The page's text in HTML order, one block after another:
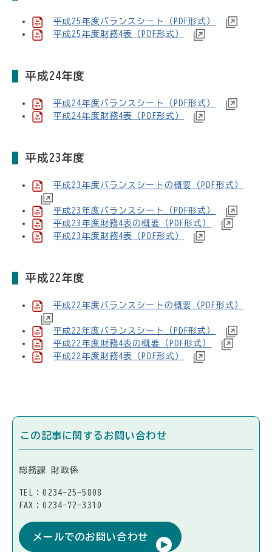
平成25年度バランスシート（PDF形式）
平成25年度財務4表（PDF形式）
平成24年度
平成24年度バランスシート（PDF形式）
平成24年度財務4表（PDF形式）
平成23年度
平成23年度バランスシートの概要（PDF形式）
平成23年度バランスシート（PDF形式）
平成23年度財務4表の概要（PDF形式）
平成23年度財務4表（PDF形式）
平成22年度
平成22年度バランスシートの概要（PDF形式）
平成22年度バランスシート（PDF形式）
平成22年度財務4表の概要（PDF形式）
平成22年度財務4表（PDF形式）
この記事に関するお問い合わせ
総務課 財政係
TEL：0234-25-5808
FAX：0234-72-3310
メールでのお問い合わせ